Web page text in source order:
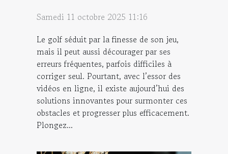
Samedi 11 octobre 2025 11:16
Le golf séduit par la finesse de son jeu,
mais il peut aussi décourager par ses
erreurs fréquentes, parfois difficiles à
corriger seul. Pourtant, avec l’essor des
vidéos en ligne, il existe aujourd’hui des
solutions innovantes pour surmonter ces
obstacles et progresser plus efficacement.
Plongez...